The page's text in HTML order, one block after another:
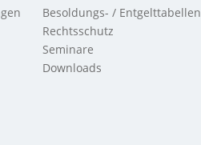
Besoldungs- / Entgelttabellen
Rechtsschutz
Seminare
Downloads